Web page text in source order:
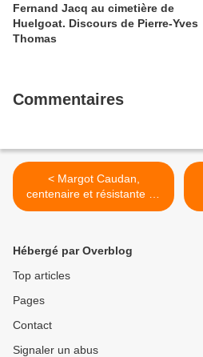
Fernand Jacq au cimetière de
Huelgoat. Discours de Pierre-Yves
Thomas
Commentaires
< Margot Caudan,
centenaire et résistante de
toujours (Le Télégramme,
Hébergé par Overblog
Top articles
Pages
Contact
Signaler un abus